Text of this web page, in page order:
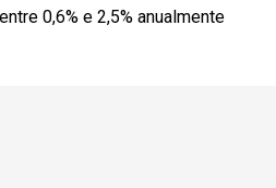
0,6% e 2,5% anualmente